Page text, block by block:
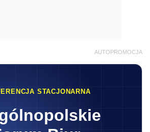
AUTOPROMOCJA
STACJONARNA